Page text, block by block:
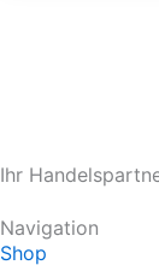
Ihr
Navigation
Shop